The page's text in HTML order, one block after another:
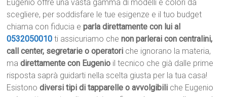
Eugenio offre una vasta gamma di modelli e colori da
scegliere, per soddisfare le tue esigenze e il tuo budget
chiama con fiducia eparla direttamente con lui al
0532050010 ti assicuriamo chenon parlerai con centralini,
call center, segretarie o operatori che ignorano la materia,
madirettamente con Eugenio il tecnico che già dalle prime
risposta saprà guidarti nella scelta giusta per la tua casa!
Esistonodiversi tipi di tapparelle o avvolgibili che Eugenio